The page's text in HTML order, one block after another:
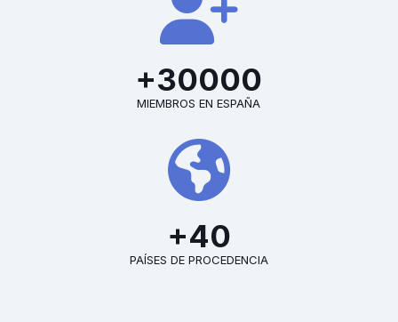
+30000
MIEMBROS EN ESPAÑA
+40
PAÍSES DE PROCEDENCIA